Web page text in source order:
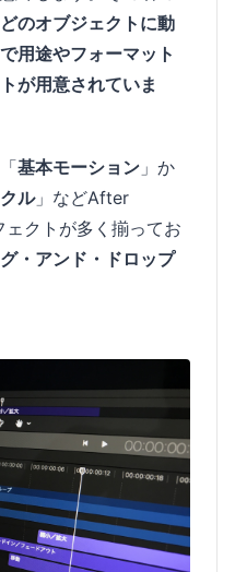
のオブジェクトに動
用途やフォーマット
が用意されていま
基本モーション 」か
ル」などAfter
クトが多く揃ってお
・アンド・ドロップ